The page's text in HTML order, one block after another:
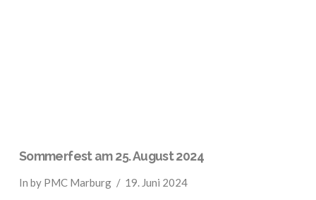
Sommerfest am 25. August 2024
In by PMC Marburg 19. Juni 2024